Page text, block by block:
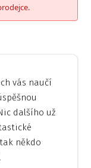
vás naučí
dalšího už
někdo